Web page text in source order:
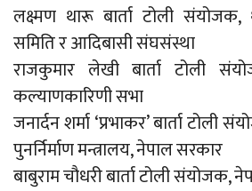
लक्ष्मण थारू बार्ता टोली
समिति र आदिबासी संघसंस्था
राजकुमार लेखी बार्ता टोली
कल्याणकारिणी सभा
जनार्दन शर्मा ‘प्रभाकर’ बार्ता टोली
पुनर्निर्माण मन्त्रालय, नेपाल सरकार
बाबुराम चौधरी बार्ता टोली संयोजक,